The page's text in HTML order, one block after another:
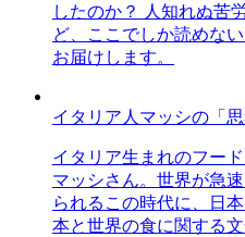
したのか？ 人知れぬ苦
ど、ここでしか読めな
お届けします。
イタリア人マッシの「思
イタリア生まれのフー
マッシさん。世界が急
られるこの時代に、日
本と世界の食に関する